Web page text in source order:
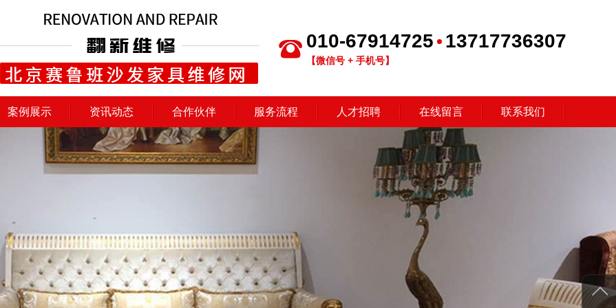
010-67914725 13717736307
【微信号 + 手机号】
案例展示 资讯动态 合作伙伴 服务流程 人才招聘 在线留言 联系我们